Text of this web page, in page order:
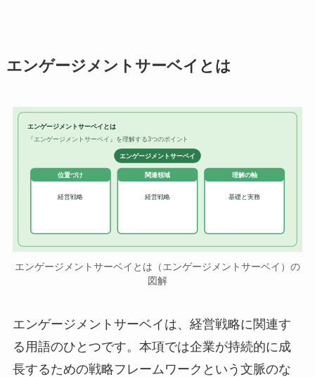
エンゲージメントサーベイとは
エンゲージメントサーベイとは
『エンゲージメントサーベイ』を理解する3つのポイント
エンゲージメントサーベイ
位置づけ
経営戦略
関連領域
経営戦略
理解の軸
基礎と実務
エンゲージメントサーベイとは（エンゲージメントサーベイ）の
図解
エンゲージメントサーベイは、経営戦略に関連す
る用語のひとつです。本項では企業が持続的に成
長するための戦略フレームワークという文脈のな